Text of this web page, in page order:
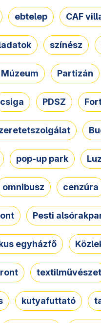
ebtelep CAF
színész
Partizán
csiga PDSZ
pop-up park
omnibusz cenzúra
Pesti
egyházfő
textilművészet
kutyafuttató